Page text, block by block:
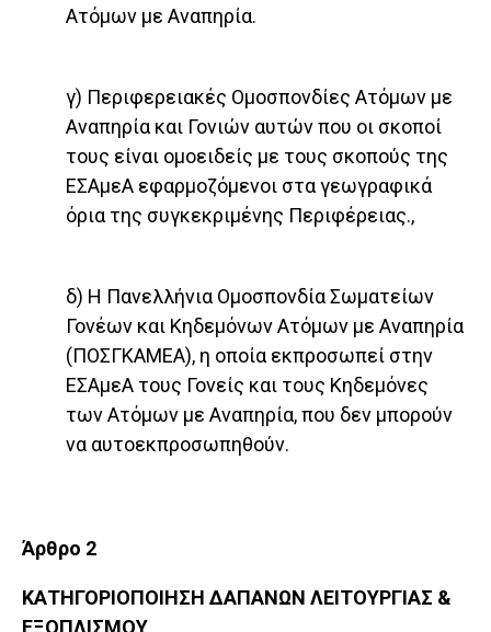
Ατόμων με Αναπηρία.
γ) Περιφερειακές Ομοσπονδίες Ατόμων με
Αναπηρία και Γονιών αυτών που οι σκοποί
τους είναι ομοειδείς με τους σκοπούς της
ΕΣΑμεΑ εφαρμοζόμενοι στα γε­ωγραφικά
όρια της συγκεκριμένης Περιφέρειας.,
δ) Η Πανελλήνια Ομοσπονδία Σωματείων
Γονέων και Κηδεμόνων Ατόμων με Αναπηρία
(ΠΟΣΓΚΑΜΕΑ), η οποία εκπροσωπεί στην
ΕΣΑμεΑ τους Γονείς και τους Κηδε­μόνες
των Ατόμων με Αναπηρία, που δεν μπορούν
να αυτοεκπροσωπηθούν.
Άρθρο 2
ΚΑΤΗΓΟΡΙΟΠΟΙΗΣΗ ΔΑΠΑΝΩΝ ΛΕΙΤΟΥΡΓΙΑΣ &
ΕΞΟΠΛΙΣΜΟΥ